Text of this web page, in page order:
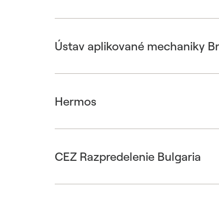
Ústav aplikované mechaniky
Hermos
CEZ Razpredelenie Bulgaria